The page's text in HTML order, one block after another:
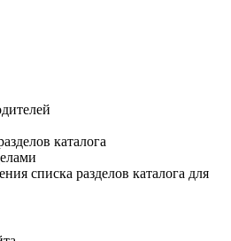
каталога
списка разделов каталога для